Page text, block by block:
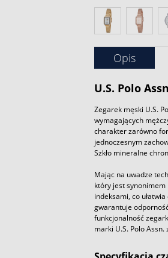
Opis
U.S. Polo
Zegarek męski U.S.
wymagających
charakter zarówno
jednoczesnym
Szkło mineralne
Mając na uwadze
który jest
indeksami, co
gwarantuje
funkcjonalność
marki U.S. Polo